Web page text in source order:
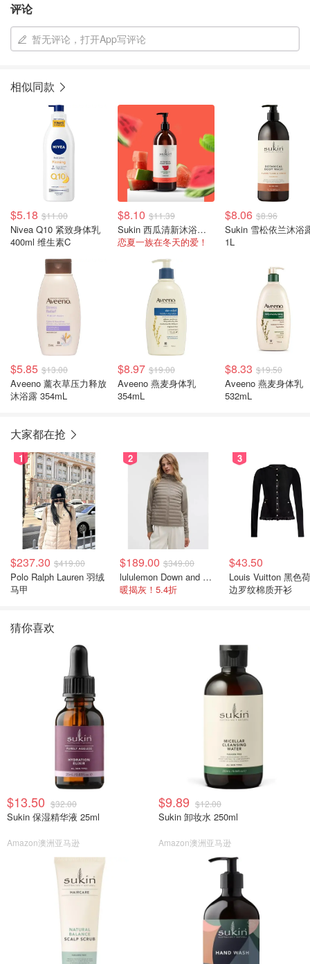
评论
暂无评论，打开App写评论
相似同款
$5.18 $11.00
Nivea Q10 紧致身体乳
400ml 维生素C
$8.10 $11.39
Sukin 西瓜清新沐浴露 1L
恋夏一族在冬天的爱！
$8.06 $8.96
Sukin 雪松依兰沐浴
1L
$5.85 $13.00
Aveeno 薰衣草压力释放
沐浴露 354mL
$8.97 $19.00
Aveeno 燕麦身体乳
354mL
$8.33 $19.50
Aveeno 燕麦身体乳
532mL
大家都在抢
1
$237.30 $419.00
Polo Ralph Lauren 羽绒
马甲
2
$189.00 $349.00
lululemon Down and Around 羽绒夹克
暖揭灰！5.4折
3
$43.50
Louis Vuitton 黑色
边罗纹棉质开衫
猜你喜欢
$13.50 $32.00
Sukin 保湿精华液 25ml
Amazon澳洲亚马逊
$9.89 $12.00
Sukin 卸妆水 250ml
Amazon澳洲亚马逊